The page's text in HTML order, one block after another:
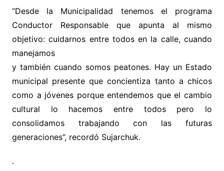
“Desde la Municipalidad tenemos el programa
Conductor Responsable que apunta al mismo
objetivo: cuidarnos entre todos en la calle, cuando
manejamos
y también cuando somos peatones. Hay un Estado
municipal presente que concientiza tanto a chicos
como a jóvenes porque entendemos que el cambio
cultural lo hacemos entre todos pero lo
consolidamos trabajando con las futuras
generaciones”, recordó Sujarchuk.
.